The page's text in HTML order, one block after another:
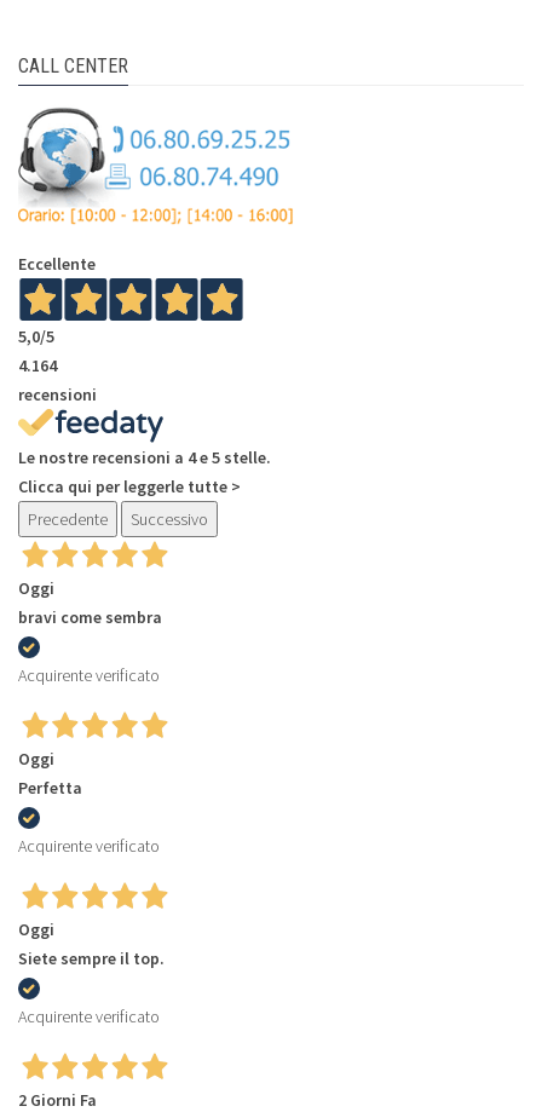
CALL CENTER
Eccellente
5,0/5
4.164
recensioni
Le nostre recensioni a 4 e 5 stelle.
Clicca qui per leggerle tutte >
Precedente
Successivo
Oggi
bravi come sembra
Acquirente verificato
Oggi
Perfetta
Acquirente verificato
Oggi
Siete sempre il top.
Acquirente verificato
2 Giorni Fa